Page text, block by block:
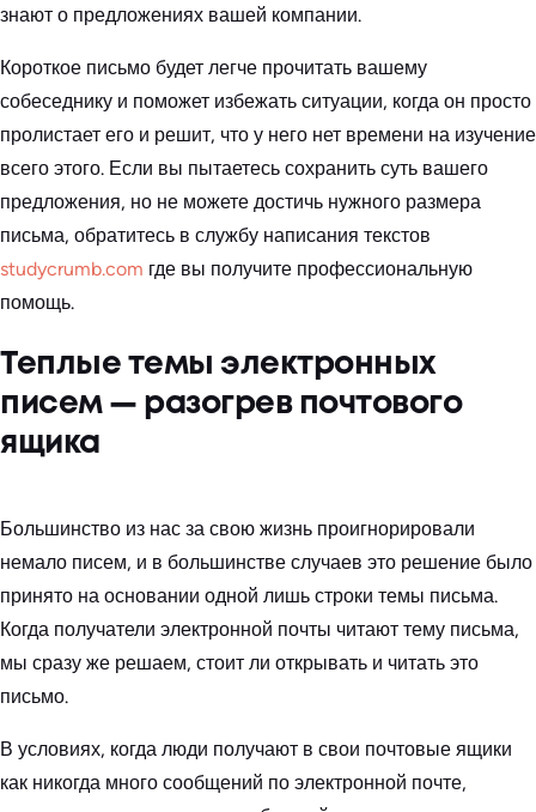
знают о предложениях вашей компании.
Короткое письмо будет легче прочитать вашему
собеседнику и поможет избежать ситуации, когда он просто
пролистает его и решит, что у него нет времени на изучение
всего этого. Если вы пытаетесь сохранить суть вашего
предложения, но не можете достичь нужного размера
письма, обратитесь в службу написания текстов
studycrumb.com где вы получите профессиональную
помощь.
Теплые темы электронных
писем — разогрев почтового
ящика
Большинство из нас за свою жизнь проигнорировали
немало писем, и в большинстве случаев это решение было
принято на основании одной лишь строки темы письма.
Когда получатели электронной почты читают тему письма,
мы сразу же решаем, стоит ли открывать и читать это
письмо.
В условиях, когда люди получают в свои почтовые ящики
как никогда много сообщений по электронной почте,